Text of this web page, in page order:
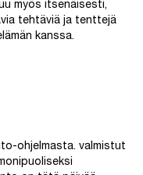
myös itsenäisesti,
tehtäviä ja tenttejä
kanssa.
välilehteen
ohjelmasta. valmistut